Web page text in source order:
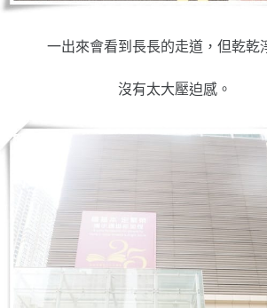
一出來會看到長長的走道，但乾乾
沒有太大壓迫感。